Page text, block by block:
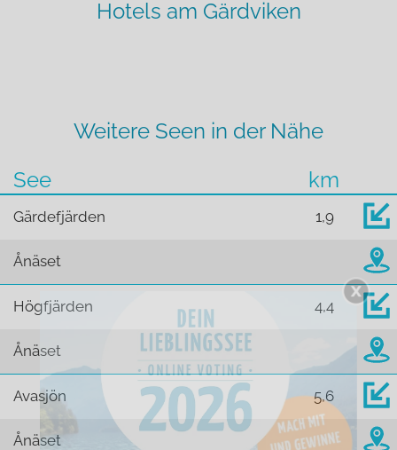
Hotels am Gärdviken
Weitere Seen in der Nähe
See
km
Gärdefjärden 1,9
Ånäset
Högfjärden 4,4
Ånäset
Avasjön 5,6
Ånäset